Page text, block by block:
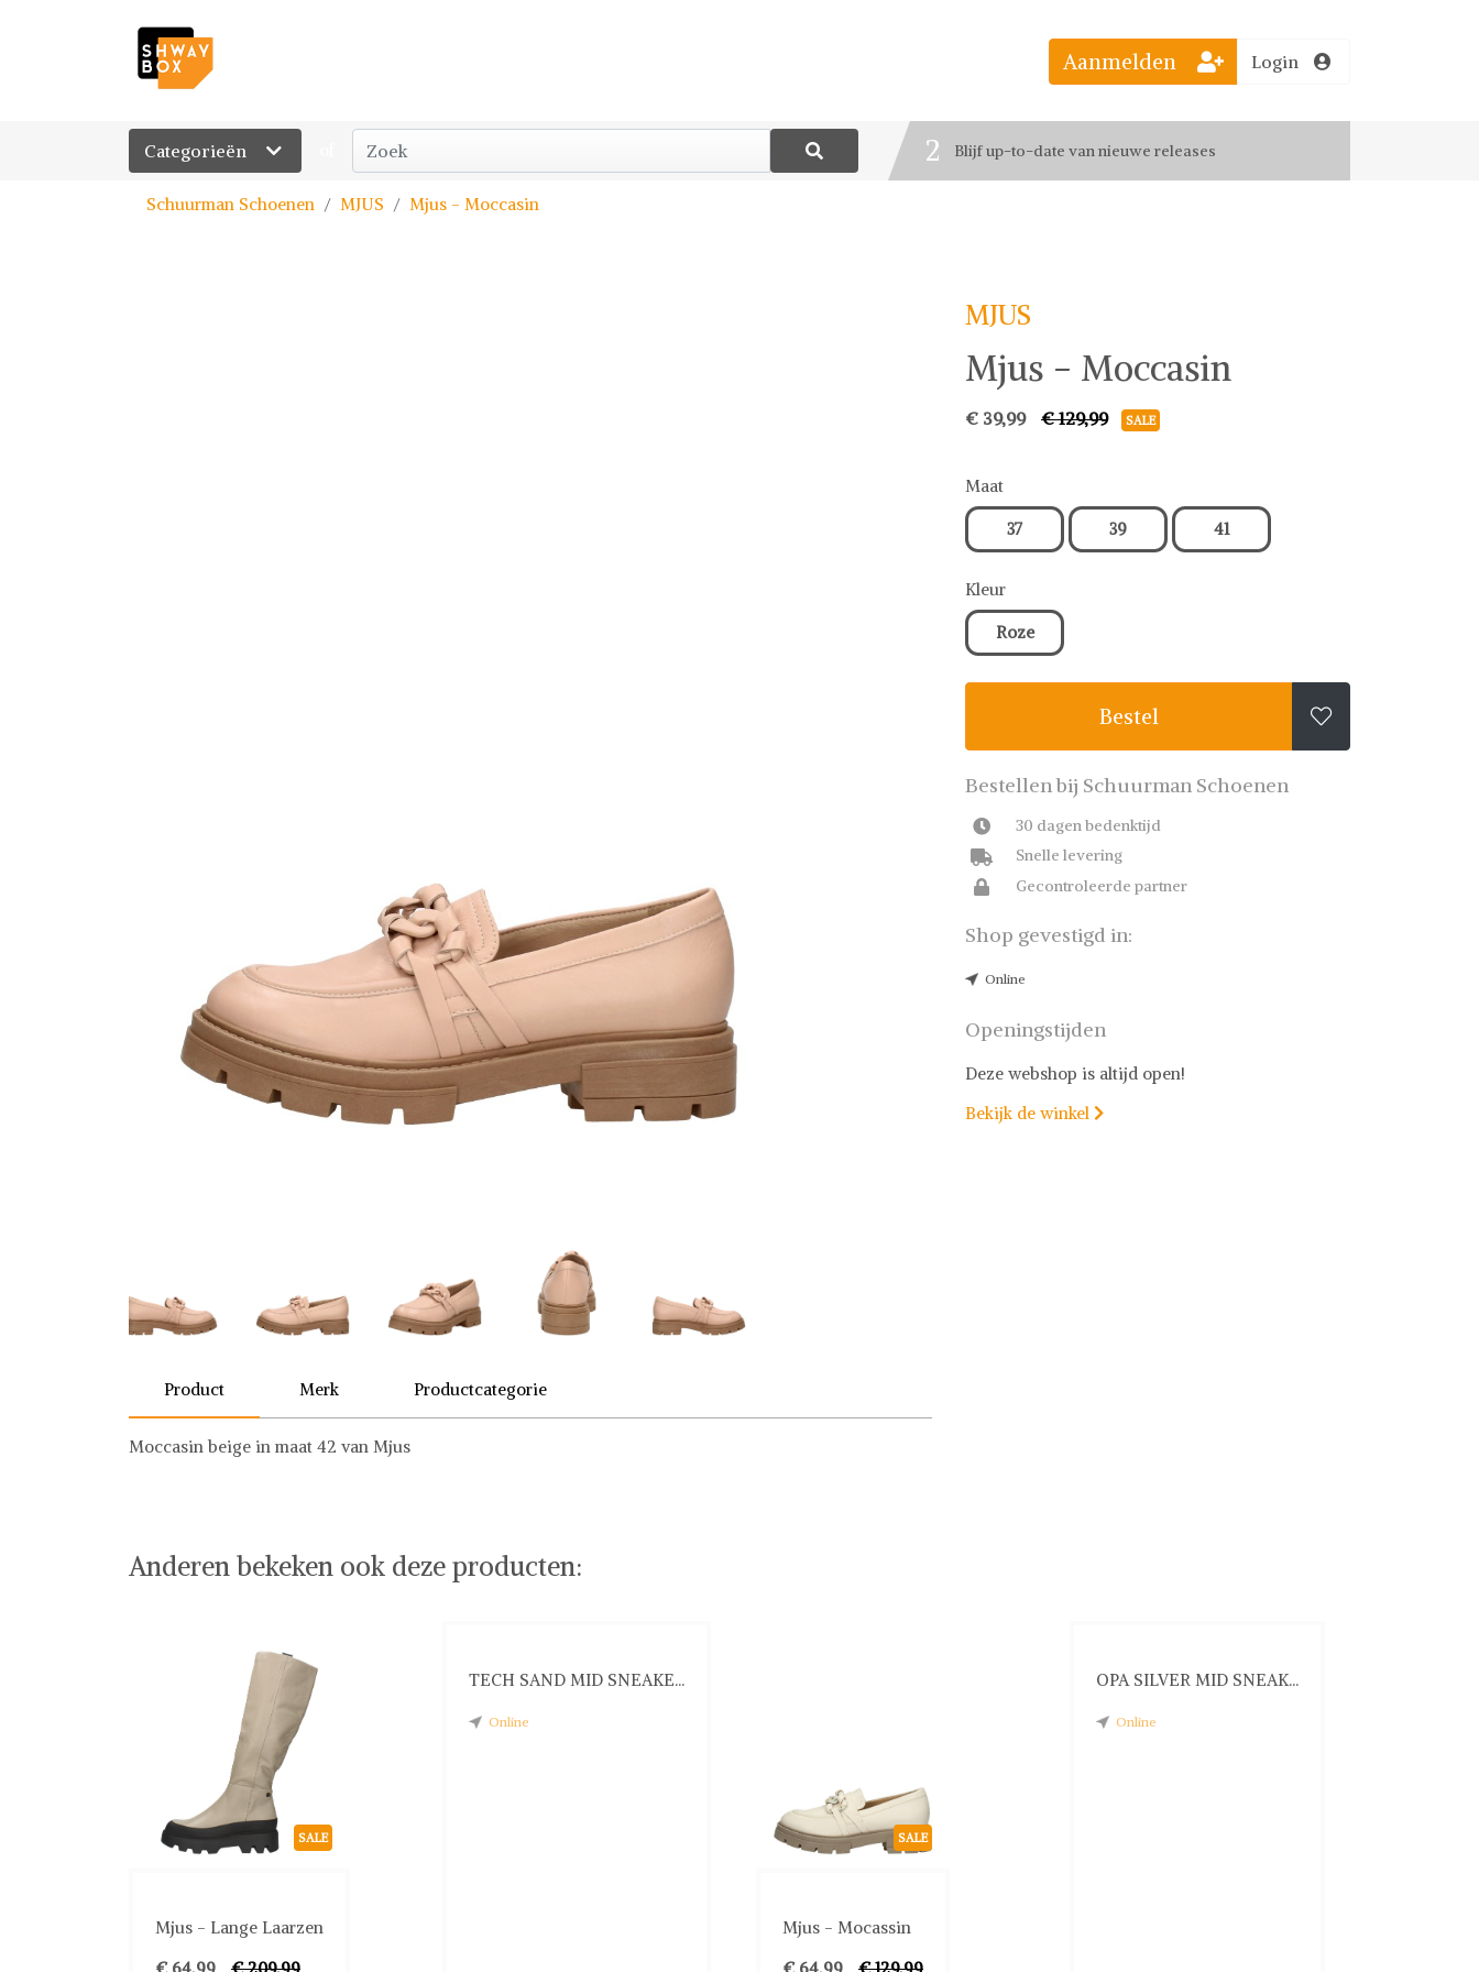
Categorieën
Bestel jouw favoriete looks
2 Blijf up-to-date van nieuwe releases
Aanmelden Login
Schuurman Schoenen MJUS Mjus - Moccasin
Product Merk Productcategorie
Moccasin beige in maat 42 van Mjus
MJUS
Mjus - Moccasin
€ 39,99 € 129,99 SALE
Maat
37 39 41
Kleur
Roze
Bestel 
Bestellen bij Schuurman Schoenen
30 dagen bedenktijd
Snelle levering
Gecontroleerde partner
Shop gevestigd in:
Online
Openingstijden
Deze webshop is altijd open!
Bekijk de winkel 
Anderen bekeken ook deze producten:
SALE
Mjus - Lange Laarzen
TECH SAND MID SNEAKE...
Online
SALE
Mjus - Mocassin
OPA SILVER MID SNEAK...
Online